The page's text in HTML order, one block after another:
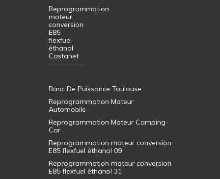
Reprogrammation
moteur
conversion
E85
flexfuel
éthanol
Castanet
Banc De Puissance Toulouse
Reprogrammation Moteur
Automobile
Reprogrammation Moteur Camping-
Car
Reprogrammation moteur conversion
E85 flexfuel éthanol 09
Reprogrammation moteur conversion
E85 flexfuel éthanol 31